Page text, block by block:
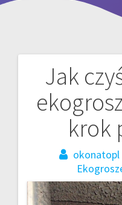
Jak
krok
okonatopl
Nawigacja
wpisu